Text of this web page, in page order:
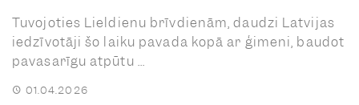
Tuvojoties Lieldienu brīvdienām, daudzi Latvijas
iedzīvotāji šo laiku pavada kopā ar ģimeni, baudot
pavasarīgu atpūtu ...
01.04.2026